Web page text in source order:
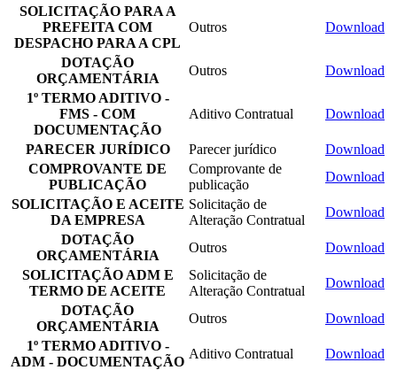
SOLICITAÇÃO PARA A
PREFEITA COM
DESPACHO PARA A CPL
Outros Download
DOTAÇÃO
ORÇAMENTÁRIA
Outros
Download
1º TERMO ADITIVO -
FMS - COM
DOCUMENTAÇÃO
Aditivo Contratual Download
PARECER JURÍDICO Parecer jurídico
Download
COMPROVANTE DE
PUBLICAÇÃO
Comprovante de
publicação
Download
SOLICITAÇÃO E ACEITE
DA EMPRESA
Solicitação de
Alteração Contratual
Download
DOTAÇÃO
ORÇAMENTÁRIA
Outros
Download
SOLICITAÇÃO ADM E
TERMO DE ACEITE
Solicitação de
Alteração Contratual
Download
DOTAÇÃO
ORÇAMENTÁRIA
Outros
Download
1º TERMO ADITIVO -
ADM - DOCUMENTAÇÃO
Aditivo Contratual
Download